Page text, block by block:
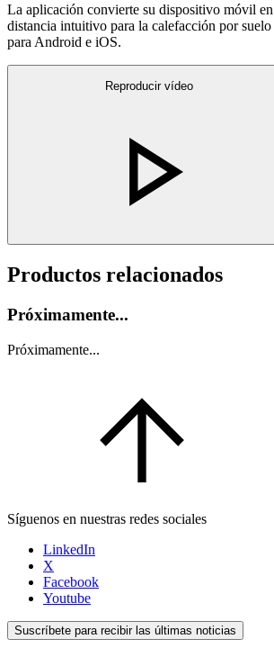
La aplicación convierte su dispositivo móvil
distancia intuitivo para la calefacción por
para Android e iOS.
Reproducir vídeo
Productos relacionados
Próximamente...
Próximamente...
Síguenos en nuestras redes sociales
LinkedIn
X
Facebook
Youtube
Suscríbete para recibir las últimas noticias